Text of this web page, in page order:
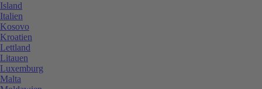
Island
Italien
Kosovo
Kroatien
Lettland
Litauen
Luxemburg
Malta